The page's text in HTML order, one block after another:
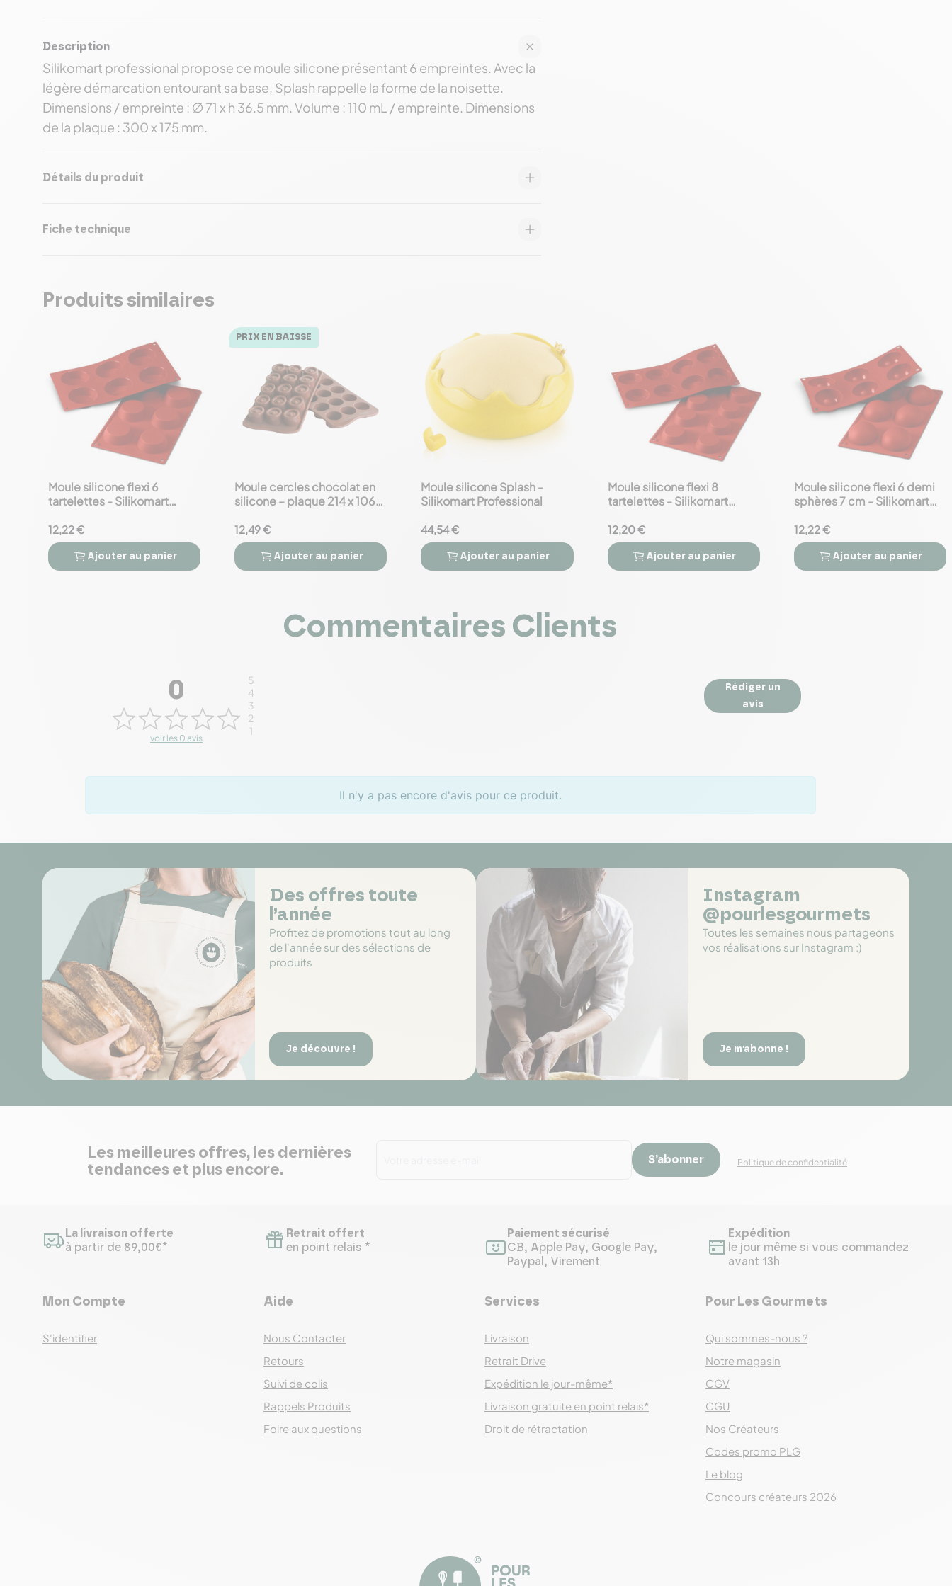
Description
Silikomart professional propose ce moule silicone présentant 6 empreintes. Avec la
légère démarcation entourant sa base, Splash rappelle la forme de la noisette.
Dimensions / empreinte : ∅ 71 x h 36.5 mm. Volume : 110 mL / empreinte. Dimensions
de la plaque : 300 x 175 mm.
Détails du produit
Fiche technique
Produits similaires
favorite_border
Moule silicone flexi 6
tartelettes - Silikomart
12,22 €
 
Ajouter au panier
PRIX EN BAISSE
favorite_border
Moule cercles chocolat en
silicone – plaque 214 x 106
12,49 €
 
Ajouter au panier
favorite_border
Moule silicone Splash -
Silikomart Professional
44,54 €
 
Ajouter au panier
favorite_border
Moule silicone flexi 8
tartelettes - Silikomart
12,20 €
 
Ajouter au panier
favorite_border
Moule silicone flexi 6 demi
sphères 7 cm - Silikomart
12,22 €
 
Ajouter au panier
Commentaires Clients
0
voir les 0 avis
5
4
3
2
1
Rédiger un
avis
Il n'y a pas encore d'avis pour ce produit.
Des offres toute
l’année
Profitez de promotions tout au long
de l'année sur des sélections de
produits
Je découvre !
Instagram
@pourlesgourmets
Toutes les semaines nous partageons
vos réalisations sur Instagram :)
Je m'abonne !
Les meilleures offres, les dernières
tendances et plus encore.
S’abonner Politique de confidentialité
La livraison offerte
à partir de 89,00€*
Retrait offert
en point relais *
Paiement sécurisé
CB, Apple Pay, Google Pay,
Paypal, Virement
Expédition
le jour même si vous commandez
avant 13h
Mon Compte
S'identifier
Aide
Nous Contacter
Retours
Suivi de colis
Rappels Produits
Foire aux questions
Services
Livraison
Retrait Drive
Expédition le jour-même*
Livraison gratuite en point relais*
Droit de rétractation
Pour Les Gourmets
Qui sommes-nous ?
Notre magasin
CGV
CGU
Nos Créateurs
Codes promo PLG
Le blog
Concours créateurs 2026